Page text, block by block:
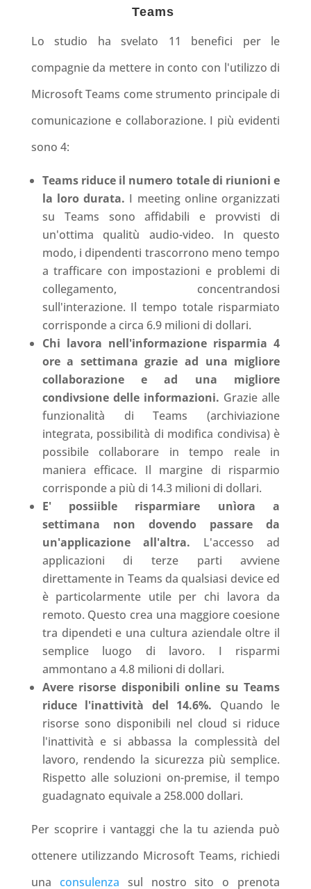
Teams
Lo studio ha svelato 11 benefici per le
compagnie da mettere in conto con l'utilizzo di
Microsoft Teams come strumento principale di
comunicazione e collaborazione. I più evidenti
sono 4:
Teams riduce il numero totale di riunioni e
la loro durata. I meeting online organizzati
su Teams sono affidabili e provvisti di
un'ottima qualitù audio-video. In questo
modo, i dipendenti trascorrono meno tempo
a trafficare con impostazioni e problemi di
collegamento, concentrandosi
sull'interazione. Il tempo totale risparmiato
corrisponde a circa 6.9 milioni di dollari.
Chi lavora nell'informazione risparmia 4
ore a settimana grazie ad una migliore
collaborazione e ad una migliore
condivsione delle informazioni. Grazie alle
funzionalità di Teams (archiviazione
integrata, possibilità di modifica condivisa) è
possibile collaborare in tempo reale in
maniera efficace. Il margine di risparmio
corrisponde a più di 14.3 milioni di dollari.
E' possiible risparmiare unìora a
settimana non dovendo passare da
un'applicazione all'altra. L'accesso ad
applicazioni di terze parti avviene
direttamente in Teams da qualsiasi device ed
è particolarmente utile per chi lavora da
remoto. Questo crea una maggiore coesione
tra dipendeti e una cultura aziendale oltre il
semplice luogo di lavoro. I risparmi
ammontano a 4.8 milioni di dollari.
Avere risorse disponibili online su Teams
riduce l'inattività del 14.6%. Quando le
risorse sono disponibili nel cloud si riduce
l'inattività e si abbassa la complessità del
lavoro, rendendo la sicurezza più semplice.
Rispetto alle soluzioni on-premise, il tempo
guadagnato equivale a 258.000 dollari.
Per scoprire i vantaggi che la tu azienda può
ottenere utilizzando Microsoft Teams, richiedi
una consulenza sul nostro sito o prenota